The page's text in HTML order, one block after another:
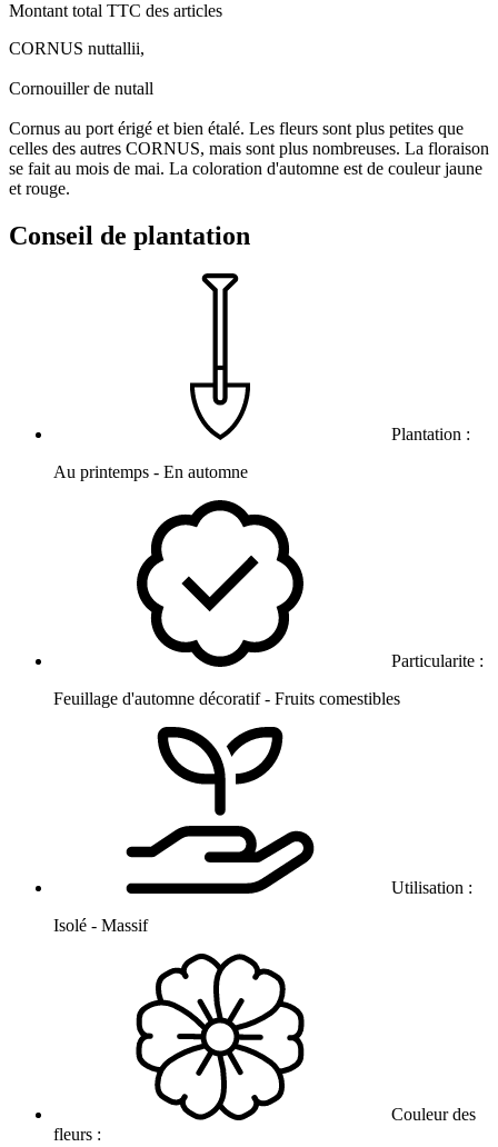
Montant total TTC des articles
CORNUS nuttallii,
Cornouiller de nutall
Cornus au port érigé et bien étalé. Les fleurs sont plus petites que
celles des autres CORNUS, mais sont plus nombreuses. La floraison
se fait au mois de mai. La coloration d'automne est de couleur jaune
et rouge.
Conseil de plantation
Plantation :
Au printemps - En automne
Particularite :
Feuillage d'automne décoratif - Fruits comestibles
Utilisation :
Isolé - Massif
Couleur des
fleurs :